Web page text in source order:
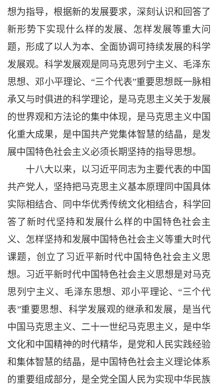
想为指导，根据新的发展要求，深刻认识和回答了
新形势下实现什么样的发展、怎样发展等重大问
题，形成了以人为本、全面协调可持续发展的科学
发展观。科学发展观是同马克思列宁主义、毛泽东
思想、邓小平理论、“三个代表”重要思想既一脉相
承又与时俱进的科学理论，是马克思主义关于发展
的世界观和方法论的集中体现，是马克思主义中国
化重大成果，是中国共产党集体智慧的结晶，是发
展中国特色社会主义必须长期坚持的指导思想。
十八大以来，以习近平同志为主要代表的中国
共产党人，坚持把马克思主义基本原理同中国具体
实际相结合、同中华优秀传统文化相结合，科学回
答了新时代坚持和发展什么样的中国特色社会主
义、怎样坚持和发展中国特色社会主义等重大时代
课题，创立了习近平新时代中国特色社会主义思
想。习近平新时代中国特色社会主义思想是对马克
思列宁主义、毛泽东思想、邓小平理论、 “三个代
表”重要思想、科学发展观的继承和发展，是当代
中国马克思主义、二十一世纪马克思主义，是中华
文化和中国精神的时代精华，是党和人民实践经验
和集体智慧的结晶，是中国特色社会主义理论体系
的重要组成部分，是全党全国人民为实现中华民族